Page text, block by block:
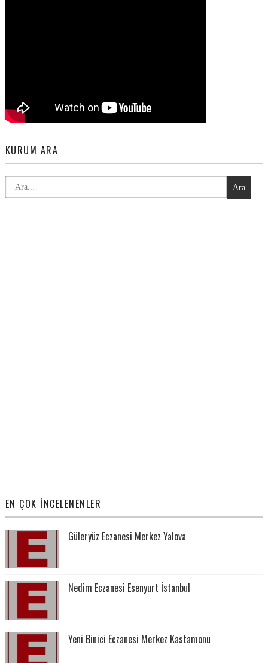
KURUM ARA
Ara
EN ÇOK İNCELENENLER
Güleryüz Eczanesi Merkez Yalova
Nedim Eczanesi Esenyurt İstanbul
Yeni Binici Eczanesi Merkez Kastamonu